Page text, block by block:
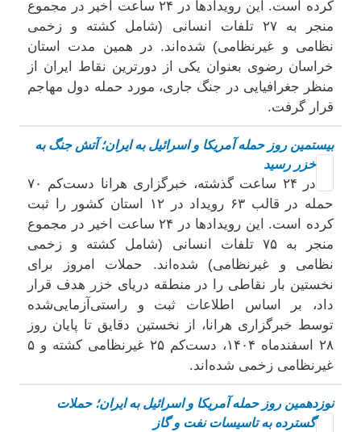
کرده است. این رویدادها در ۲۴ ساعت اخیر در مجموع
منجر به ۲۷ تلفات انسانی (شامل کشته و زخمی
نظامی و غیرنظامی) شده‌اند. در همین مدت استان
خراسان رضوی بعنوان یکی از دورترین نقاط ایران از
منظر جغرافیایی در جنگ جاری، مورد حمله دول مهاجم
قرار گرفت.
بیستمین روز حمله آمریکا و اسرائیل به ایران؛ آتش جنگ به
خزر رسید
در ۲۴ ساعت گذشته، خبرگزاری هرانا دست‌کم ۷۰
حمله در قالب ۶۳ رویداد در ۱۲ استان کشور را ثبت
کرده است. این رویدادها در ۲۴ ساعت اخیر در مجموع
منجر به ۷۵ تلفات انسانی (شامل کشته و زخمی
نظامی و غیرنظامی) شده‌اند. حملات امروز برای
نخستین بار نقاطی را در منطقه دریای خزر هدف قرار
داد، بر اساس اطلاعات ثبت و راستی‌آزمایی‌شده
توسط خبرگزاری هرانا، از نخستین دقایق تا پایان روز
۲۸ اسفندماه ۱۴۰۴، دست‌کم ۲۵ غیرنظامی کشته و ۵
غیرنظامی زخمی شده‌اند.
نوزدهمین روز حمله آمریکا و اسرائیل به ایران؛ حملات
گسترده به تاسیسات نفت و گاز